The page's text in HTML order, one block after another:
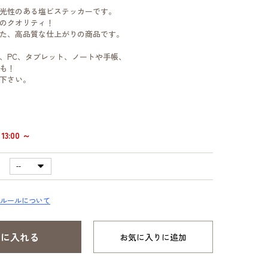
性のある塩ビステッカーです。
クオリティ！
、高品質な仕上がりの商品です。
PC、タブレット、ノートや手帳、
！
さい。
～
ールについて
お気に入りに追加